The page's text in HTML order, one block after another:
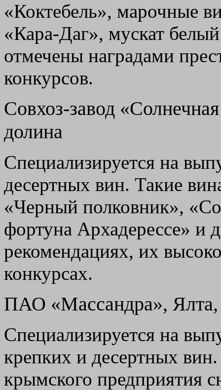
«Коктебель», марочные
«Кара-Даг», мускат
отмечены наградами
конкурсов.
Совхоз-завод
долина
Специализируется на
десертных вин. Такие
«Черный полковник»,
фортуна Архадерессе» и
рекомендациях, их
конкурсах.
ПАО «Массандра»,
Специализируется на
крепких и десертных
крымского предприятия